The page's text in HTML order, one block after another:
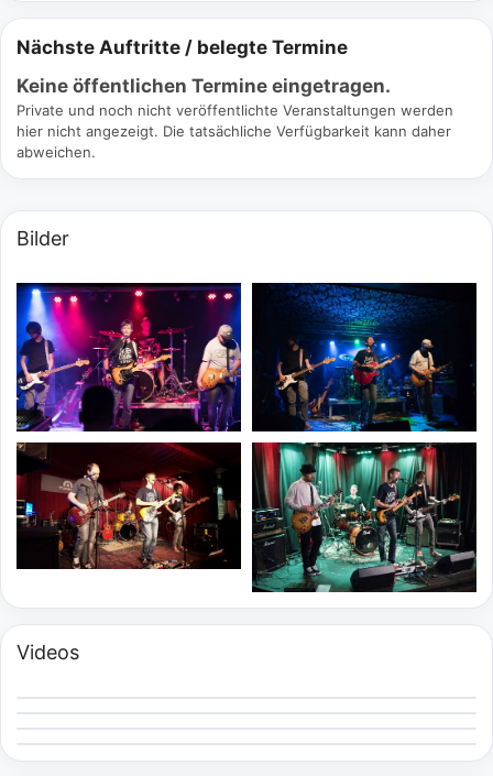
Nächste Auftritte / belegte Termine
Keine öffentlichen Termine eingetragen.
Private und noch nicht veröffentlichte Veranstaltungen werden
hier nicht angezeigt. Die tatsächliche Verfügbarkeit kann daher
abweichen.
Bilder
Videos